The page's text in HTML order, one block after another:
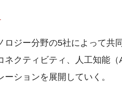
ロジー分野の5社によって共
ネクティビティ、人工知能
ーションを展開していく。